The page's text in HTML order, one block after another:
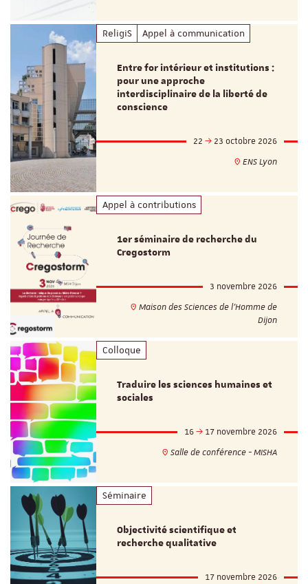
ReligiS Appel à communication
Entre for intérieur et institutions :
pour une approche
interdisciplinaire de la liberté de
conscience
22
23 octobre 2026
ENS Lyon
Appel à contributions
1er séminaire de recherche du
Cregostorm
3 novembre 2026
Maison des Sciences de l'Homme de
Dijon
Colloque
Traduire les sciences humaines et
sociales
16
17 novembre 2026
Salle de conférence - MISHA
Séminaire
Objectivité scientifique et
recherche qualitative
17 novembre 2026